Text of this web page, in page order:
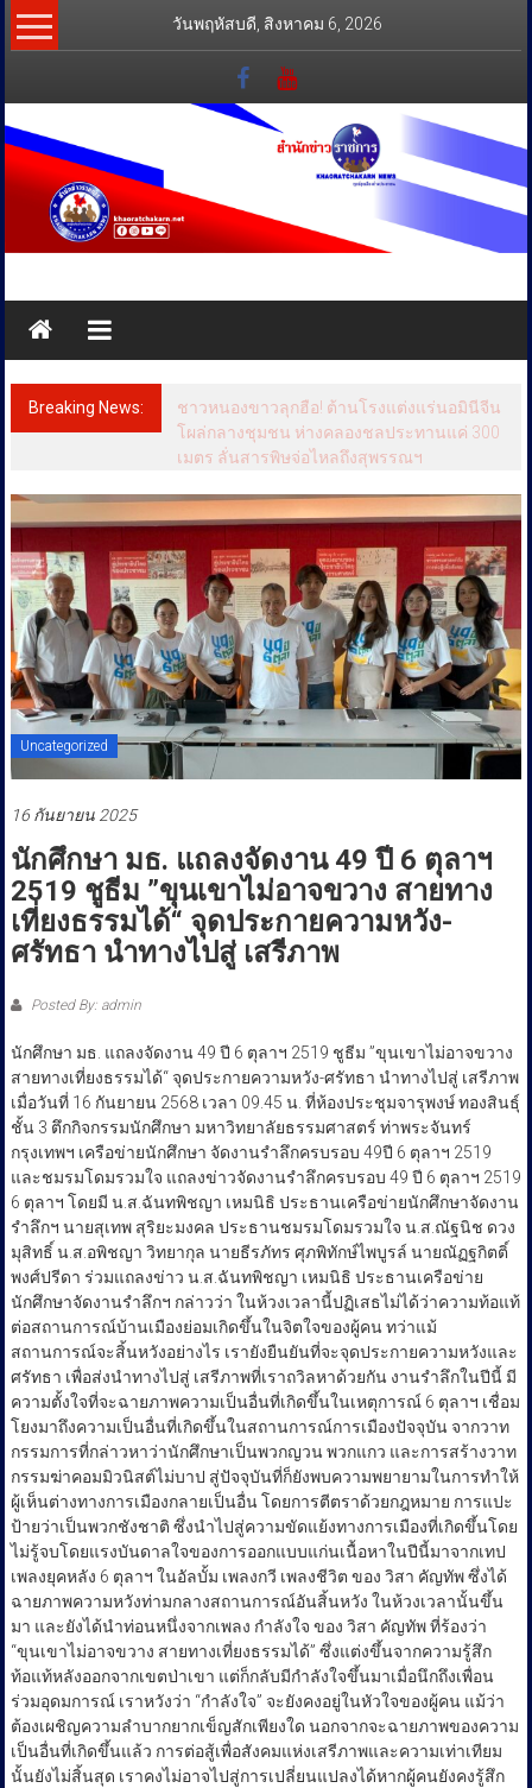
Skip
to
วันพฤหัสบดี, สิงหาคม 6, 2026
สำนัก
ข่าว
ราชการ
ทุกข์
เคียง
ข้าง
ประชาชน
Breaking News:
ชาวหนองขาวลุกฮือ! ต้านโรงแต่งแร่นอมินีจีน
โผล่กลางชุมชน ห่างคลองชลประทานแค่ 300
เมตร ลั่นสารพิษจ่อไหลถึงสุพรรณฯ
Uncategorized
16 กันยายน 2025
นักศึกษา มธ. แถลงจัดงาน 49 ปี 6 ตุลาฯ
2519 ชูธีม ”ขุนเขาไม่อาจขวาง สายทาง
เที่ยงธรรมได้“ จุดประกายความหวัง-
ศรัทธา นำทางไปสู่ เสรีภาพ
Posted By: admin
นักศึกษา มธ. แถลงจัดงาน 49 ปี 6 ตุลาฯ 2519 ชูธีม ”ขุนเขาไม่อาจขวาง
สายทางเที่ยงธรรมได้“ จุดประกายความหวัง-ศรัทธา นำทางไปสู่ เสรีภาพ
เมื่อวันที่ 16 กันยายน 2568 เวลา 09.45 น. ที่ห้องประชุมจารุพงษ์ ทองสินธุ์
ชั้น 3 ตึกกิจกรรมนักศึกษา มหาวิทยาลัยธรรมศาสตร์ ท่าพระจันทร์
กรุงเทพฯ เครือข่ายนักศึกษา จัดงานรำลึกครบรอบ 49ปี 6 ตุลาฯ 2519
และชมรมโดมรวมใจ แถลงข่าวจัดงานรำลึกครบรอบ 49 ปี 6 ตุลาฯ 2519
6 ตุลาฯ โดยมี น.ส.ฉันทพิชญา เหมนิธิ ประธานเครือข่ายนักศึกษาจัดงาน
รำลึกฯ นายสุเทพ สุริยะมงคล ประธานชมรมโดมรวมใจ น.ส.ณัฐนิช ดวง
มุสิทธิ์ น.ส.อพิชญา วิทยากุล นายธีรภัทร ศุภพิทักษ์ไพบูรล์ นายณัฏฐกิตติ์
พงศ์ปรีดา ร่วมแถลงข่าว น.ส.ฉันทพิชญา เหมนิธิ ประธานเครือข่าย
นักศึกษาจัดงานรำลึกฯ กล่าวว่า ในห้วงเวลานี้ปฏิเสธไม่ได้ว่าความท้อแท้
ต่อสถานการณ์บ้านเมืองย่อมเกิดขึ้นในจิตใจของผู้คน ทว่าแม้
สถานการณ์จะสิ้นหวังอย่างไร เรายังยืนยันที่จะจุดประกายความหวังและ
ศรัทธา เพื่อส่งนำทางไปสู่ เสรีภาพที่เราถวิลหาด้วยกัน งานรำลึกในปีนี้ มี
ความตั้งใจที่จะฉายภาพความเป็นอื่นที่เกิดขึ้นในเหตุการณ์ 6 ตุลาฯ เชื่อม
โยงมาถึงความเป็นอื่นที่เกิดขึ้นในสถานการณ์การเมืองปัจจุบัน จากวาท
กรรมการที่กล่าวหาว่านักศึกษาเป็นพวกญวน พวกแกว และการสร้างวาท
กรรมฆ่าคอมมิวนิสต์ไม่บาป สู่ปัจจุบันที่ก็ยังพบความพยายามในการทำให้
ผู้เห็นต่างทางการเมืองกลายเป็นอื่น โดยการตีตราด้วยกฎหมาย การแปะ
ป้ายว่าเป็นพวกชังชาติ ซึ่งนำไปสู่ความขัดแย้งทางการเมืองที่เกิดขึ้นโดย
ไม่รู้จบโดยแรงบันดาลใจของการออกแบบแก่นเนื้อหาในปีนี้มาจากเทป
เพลงยุคหลัง 6 ตุลาฯ ในอัลบั้ม เพลงกวี เพลงชีวิต ของ วิสา คัญทัพ ซึ่งได้
ฉายภาพความหวังท่ามกลางสถานการณ์อันสิ้นหวัง ในห้วงเวลานั้นขึ้น
มา และยังได้นำท่อนหนึ่งจากเพลง กำลังใจ ของ วิสา คัญทัพ ที่ร้องว่า
“ขุนเขาไม่อาจขวาง สายทางเที่ยงธรรมได้” ซึ่งแต่งขึ้นจากความรู้สึก
ท้อแท้หลังออกจากเขตป่าเขา แต่ก็กลับมีกำลังใจขึ้นมาเมื่อนึกถึงเพื่อน
ร่วมอุดมการณ์ เราหวังว่า “กำลังใจ” จะยังคงอยู่ในหัวใจของผู้คน แม้ว่า
ต้องเผชิญความลำบากยากเข็ญสักเพียงใด นอกจากจะฉายภาพของความ
เป็นอื่นที่เกิดขึ้นแล้ว การต่อสู้เพื่อสังคมแห่งเสรีภาพและความเท่าเทียม
นั้นยังไม่สิ้นสุด เราคงไม่อาจไปสู่การเปลี่ยนแปลงได้หากผู้คนยังคงรู้สึก